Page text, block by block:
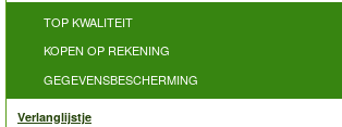
TOP KWALITEIT
KOPEN OP REKENING
GEGEVENSBESCHERMING
Verlanglijstje